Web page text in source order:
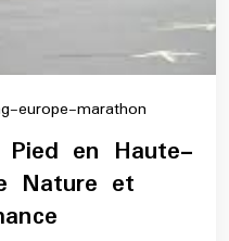
europe-marathon
europe-
marathon
en Haute-
Nature et